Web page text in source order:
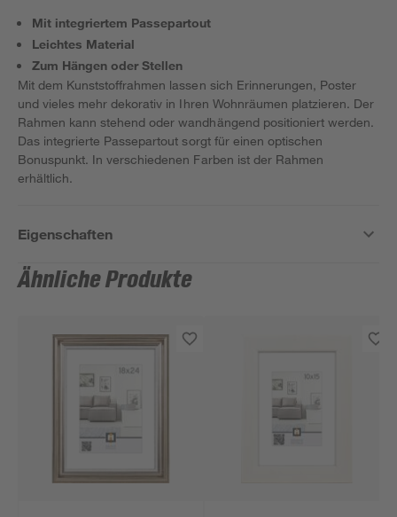
Mit integriertem Passepartout
Leichtes Material
Zum Hängen oder Stellen
Mit dem Kunststoffrahmen lassen sich Erinnerungen, Poster
und vieles mehr dekorativ in Ihren Wohnräumen platzieren. Der
Rahmen kann stehend oder wandhängend positioniert werden.
Das integrierte Passepartout sorgt für einen optischen
Bonuspunkt. In verschiedenen Farben ist der Rahmen
erhältlich.
Eigenschaften
Ähnliche Produkte